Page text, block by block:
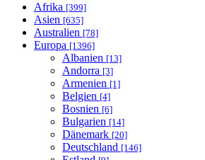
Afrika [399]
Asien [635]
Australien [78]
Europa [1396]
Albanien [13]
Andorra [3]
Armenien [1]
Belgien [4]
Bosnien [6]
Bulgarien [14]
Dänemark [20]
Deutschland [146]